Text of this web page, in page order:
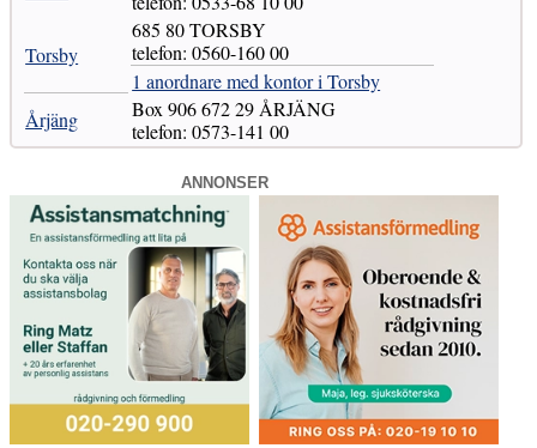
Torsby
685 80 TORSBY
telefon: 0560-160 00
1 anordnare med kontor i Torsby
Årjäng
Box 906 672 29 ÅRJÄNG
telefon: 0573-141 00
ANNONSER